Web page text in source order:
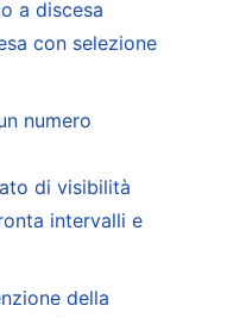
a discesa
con selezione
numero
di visibilità
intervalli e
della